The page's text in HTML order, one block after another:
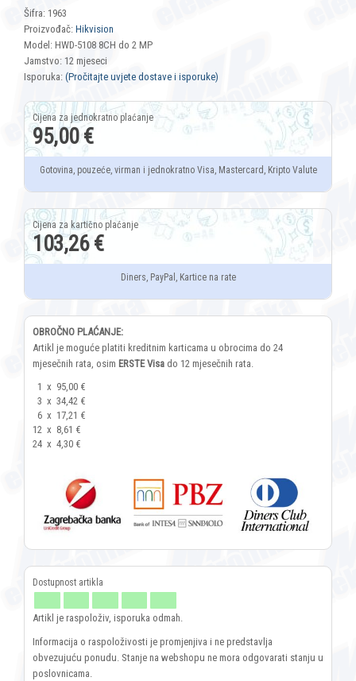
Šifra: 1963
Proizvođač: Hikvision
Model: HWD-5108 8CH do 2 MP
Jamstvo: 12 mjeseci
Isporuka: (Pročitajte uvjete dostave i isporuke)
95,00 €
Gotovina, pouzeće, virman i jednokratno Visa, Mastercard, Kripto Valute
103,26 €
Diners, PayPal, Kartice na rate
OBROČNO PLAĆANJE:
Artikl je moguće platiti kreditnim karticama u obrocima do 24
mjesečnih rata, osim ERSTE Visa do 12 mjesečnih rata.
1 x 95,00 €
3 x 34,42 €
6 x 17,21 €
12 x 8,61 €
24 x 4,30 €
Artikl je raspoloživ, isporuka odmah.
Informacija o raspoloživosti je promjenjiva i ne predstavlja
obvezujuću ponudu. Stanje na webshopu ne mora odgovarati stanju u
poslovnicama.